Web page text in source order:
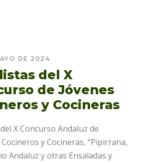
DE 2024
del X
de Jóvenes
y Cocineras
X Concurso Andaluz de
Cocineros y Cocineras, “Pipirrana,
Andaluz y otras Ensaladas y